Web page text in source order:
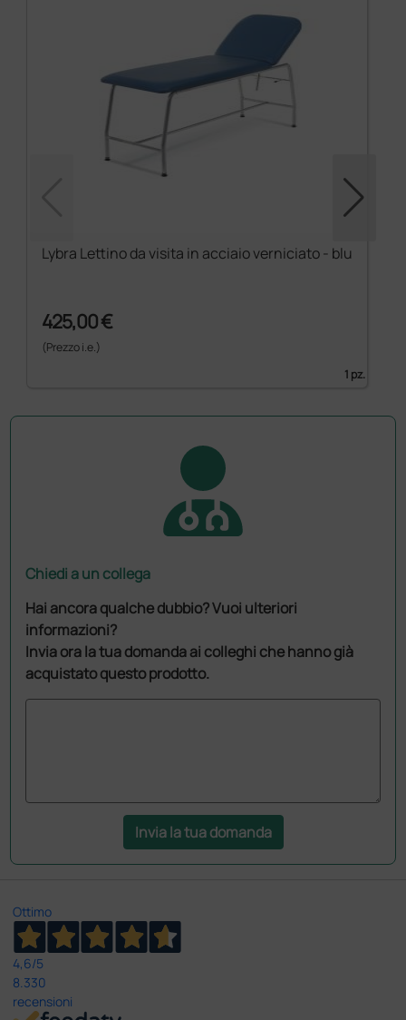
Lybra Lettino da visita in acciaio verniciato - blu
425,00 €
(Prezzo i.e.)
1 pz.
Chiedi a un collega
Hai ancora qualche dubbio? Vuoi ulteriori
informazioni?
Invia ora la tua domanda ai colleghi che hanno già
acquistato questo prodotto.
Invia la tua domanda
Ottimo
4,6/5
8.330
recensioni